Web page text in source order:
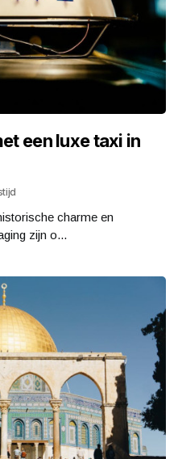
een luxe taxi in
charme en
zijn o...